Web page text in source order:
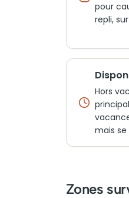
pour
repli,
Hors
mais se
Zones